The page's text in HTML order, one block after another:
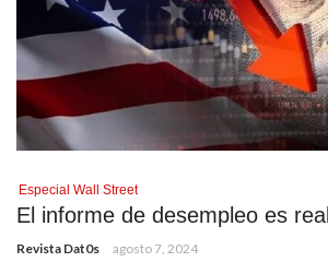
Especial Wall Street
El informe de desempleo es
Revista Dat0s agosto 7, 2024